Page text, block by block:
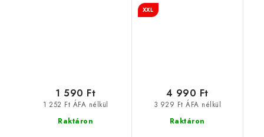
Raktáron
1 252 Ft ÁFA nélkül
1 590 Ft
XXL
Raktáron
3 929 Ft ÁFA nélkül
4 990 Ft